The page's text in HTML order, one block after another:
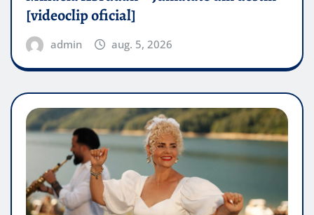
[videoclip oficial]
admin aug. 5, 2026